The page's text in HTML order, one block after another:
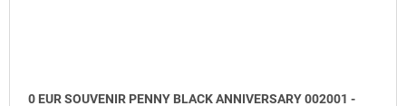
0 EUR SOUVENIR PENNY BLACK ANNIVERSARY 002001 -